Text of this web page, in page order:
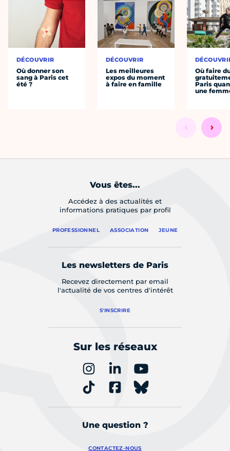
DÉCOUVRIR
Où donner son
sang à Paris cet
été ?
DÉCOUVRIR
Les meilleures
expos du moment
à faire en famille
Où faire
Paris
une
Vous êtes...
Accédez à des actualités et
informations pratiques par profil
PROFESSIONNEL ASSOCIATION JEUNE
Les newsletters de Paris
Recevez directement par email
l'actualité de vos centres d'intérêt
S'INSCRIRE
Sur les réseaux
Une question ?
CONTACTEZ-NOUS